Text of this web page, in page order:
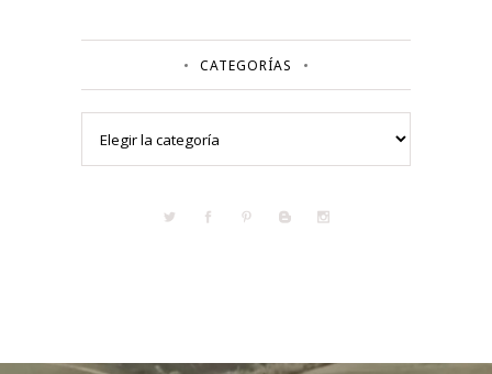
CATEGORÍAS